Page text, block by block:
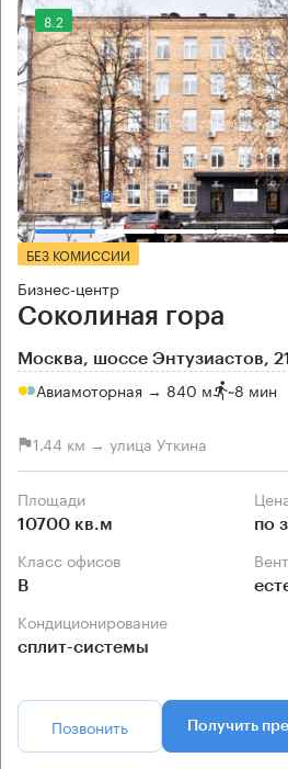
8.2
БЕЗ КОМИССИИ
Бизнес-центр
Соколиная гора
Москва, шоссе Энтузиастов, 21
Авиамоторная → 840 м ~8 мин
1.44 км → улица Уткина
Площади
10700 кв.м по
Класс офисов
B
Кондиционирование
сплит-системы
Позвонить Получить